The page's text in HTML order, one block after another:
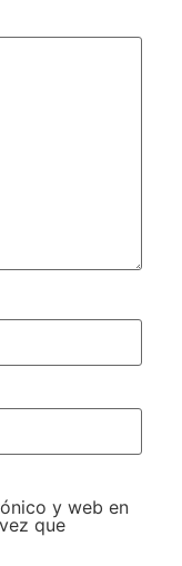
y web en
que